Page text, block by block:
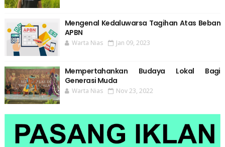
Mengenal Kedaluwarsa Tagihan Atas Beban
APBN
Warta Nias Jan 09, 2023
Mempertahankan Budaya Lokal Bagi
Generasi Muda
Warta Nias Nov 23, 2022